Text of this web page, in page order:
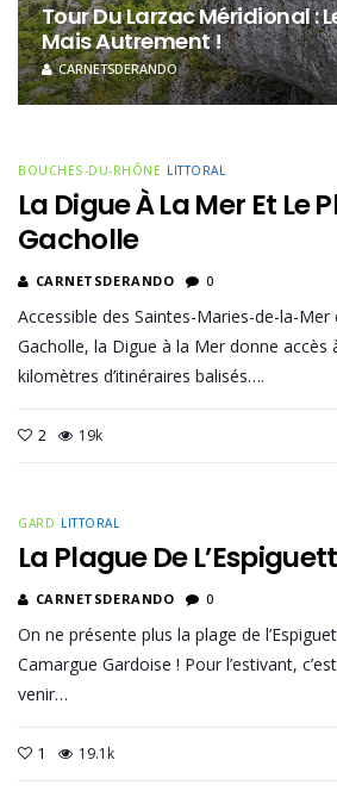
Tour Du Larzac Méridional :
Mais Autrement !
CARNETSDERANDO
BOUCHES-DU-RHÔNE LITTORAL
La Digue À La Mer Et Le
Gacholle
CARNETSDERANDO 0
Accessible des Saintes-Maries-de-la-
Gacholle, la Digue à la Mer donne accès
kilomètres d’itinéraires balisés….
2 19k
GARD LITTORAL
La Plague De
CARNETSDERANDO 0
On ne présente plus la plage de
Camargue Gardoise ! Pour l’estivant,
venir…
1 19.1k